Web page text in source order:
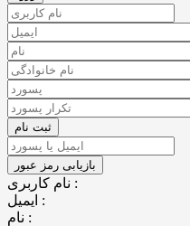
نام کاربری :
ایمیل :
نام :